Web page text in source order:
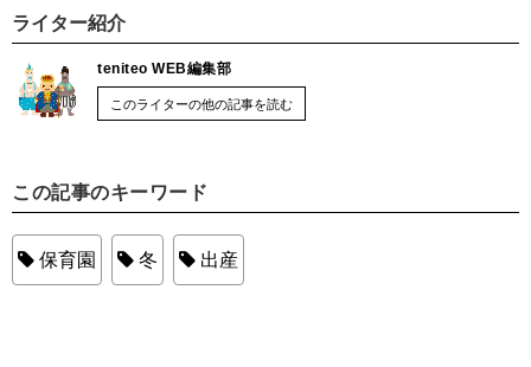
ライター紹介
teniteo WEB編集部
このライターの他の記事を読む
この記事のキーワード
保育園 冬 出産